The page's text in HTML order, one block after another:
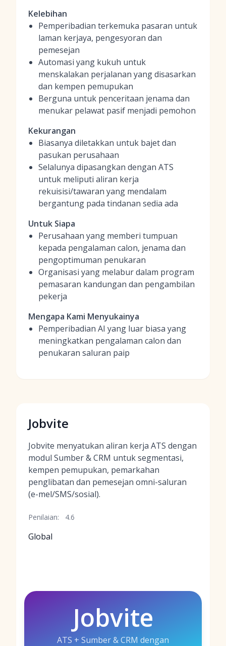
Kelebihan
Pemperibadian terkemuka pasaran untuk
laman kerjaya, pengesyoran dan
pemesejan
Automasi yang kukuh untuk
menskalakan perjalanan yang disasarkan
dan kempen pemupukan
Berguna untuk penceritaan jenama dan
menukar pelawat pasif menjadi pemohon
Kekurangan
Biasanya diletakkan untuk bajet dan
pasukan perusahaan
Selalunya dipasangkan dengan ATS
untuk meliputi aliran kerja
rekuisisi/tawaran yang mendalam
bergantung pada tindanan sedia ada
Untuk Siapa
Perusahaan yang memberi tumpuan
kepada pengalaman calon, jenama dan
pengoptimuman penukaran
Organisasi yang melabur dalam program
pemasaran kandungan dan pengambilan
pekerja
Mengapa Kami Menyukainya
Pemperibadian AI yang luar biasa yang
meningkatkan pengalaman calon dan
penukaran saluran paip
Jobvite
Jobvite menyatukan aliran kerja ATS dengan
modul Sumber & CRM untuk segmentasi,
kempen pemupukan, pemarkahan
penglibatan dan pemesejan omni-saluran
(e-mel/SMS/sosial).
Penilaian: 4.6
Global
Jobvite
ATS + Sumber & CRM dengan